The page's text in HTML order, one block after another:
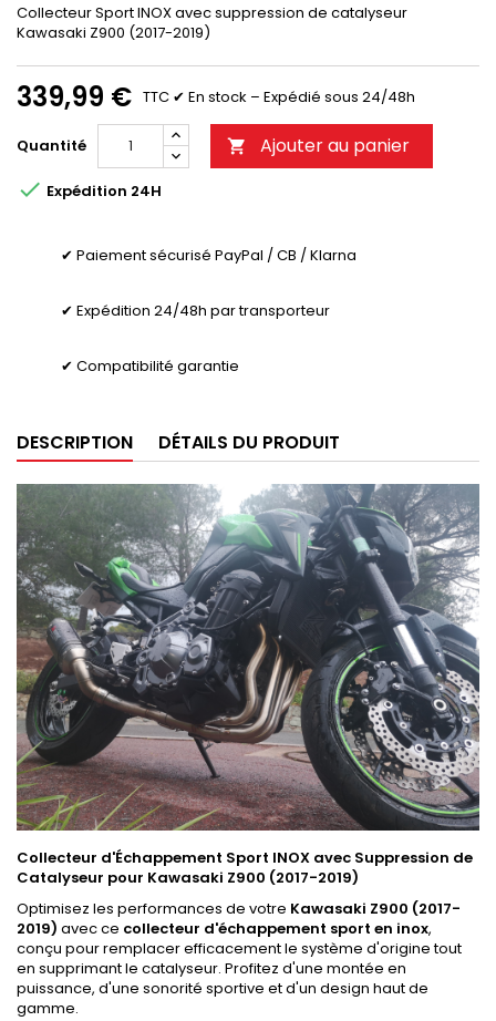
Collecteur Sport INOX avec suppression de catalyseur
Kawasaki Z900 (2017-2019)
339,99 € TTC ✔ En stock – Expédié sous 24/48h
Quantité  Ajouter au panier
 Expédition 24H
✔ Paiement sécurisé PayPal / CB / Klarna
✔ Expédition 24/48h par transporteur
✔ Compatibilité garantie
DESCRIPTION DÉTAILS DU PRODUIT
Collecteur d'Échappement Sport INOX avec Suppression de
Catalyseur pour Kawasaki Z900 (2017-2019)
Optimisez les performances de votre Kawasaki Z900 (2017-
2019) avec ce collecteur d'échappement sport en inox,
conçu pour remplacer efficacement le système d'origine tout
en supprimant le catalyseur. Profitez d'une montée en
puissance, d'une sonorité sportive et d'un design haut de
gamme.